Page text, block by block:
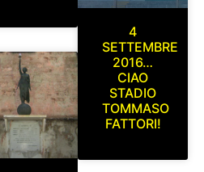
4
SETTEMBRE
2016…
CIAO
STADIO
TOMMASO
FATTORI!